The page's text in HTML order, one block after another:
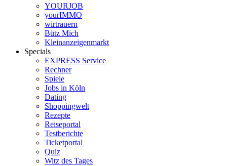
YOURJOB
yourIMMO
wirtrauern
Bütz Mich
Kleinanzeigenmarkt
Specials
EXPRESS Service
Rechner
Spiele
Jobs in Köln
Dating
Shoppingwelt
Rezepte
Reiseportal
Testberichte
Ticketportal
Quiz
Witz des Tages